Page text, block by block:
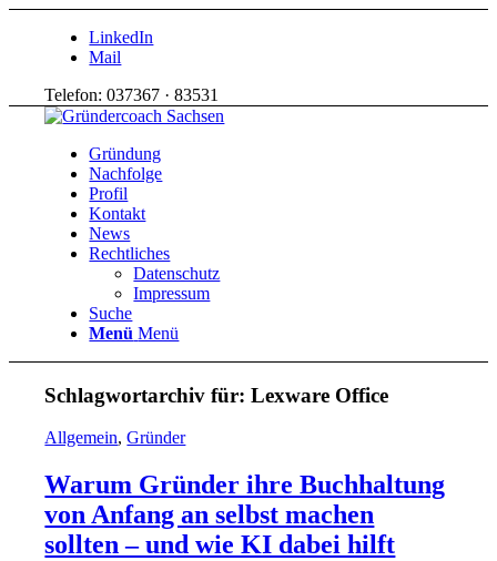
LinkedIn
Mail
Telefon: 037367 · 83531
Gründung
Nachfolge
Profil
Kontakt
News
Rechtliches
Datenschutz
Impressum
Suche
Menü Menü
Schlagwortarchiv für:Lexware Office
Allgemein,Gründer
Warum Gründer ihre Buchhaltung
von Anfang an selbst machen
sollten – und wie KI dabei hilft